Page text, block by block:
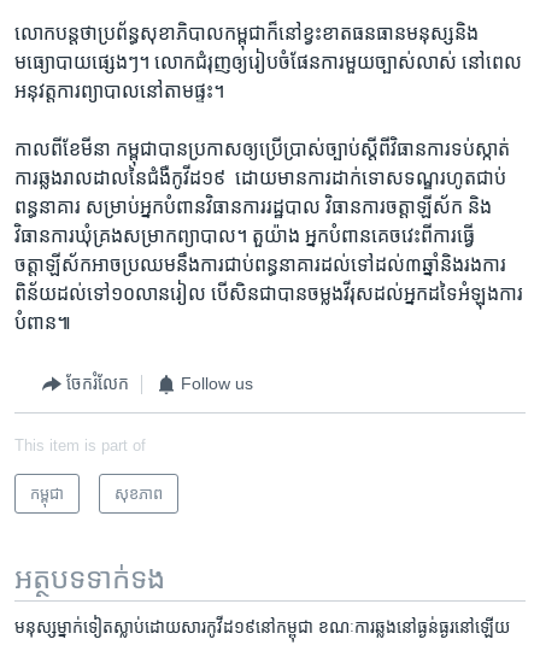
លោក​បន្ត​ថា​ប្រព័ន្ធ​សុខាភិបា​ល​កម្ពុជា​ក៏នៅខ្វះ​ខាតធនធា​ន​មនុស្ស​និង​
មធ្យោបាយ​ផ្សេងៗ។ លោក​ជំរុញ​ឲ្យ​រៀបចំ​ផែន​ការ​មួយ​ច្បាស់​លាស់ នៅ​ពេល​
អនុវត្ត​ការ​ព្យាបាល​នៅ​តាម​ផ្ទះ។
កាល​ពី​ខែ​មីនា កម្ពុជា​បាន​ប្រកាស​ឲ្យ​ប្រើប្រាស់​ច្បាប់​ស្ដីពី​វិធានការ​ទប់ស្កាត់​
ការឆ្លង​រាលដាល​នៃ​ជំងឺ​កូវីដ១៩ ​ ​ដោយ​មានការ​ដាក់​ទោស​ទ​ណ្ឌ​រហូត​ជាប់​
ពន្ធនាគារ សម្រាប់​អ្នក​បំពាន​វិធាន​ការ​រដ្ឋ​បាល ​វិធានការ​ចត្តា​ឡីស័ក និង​
វិធាន​ការ​ឃុំគ្រង​សម្រាក​ព្យាបាល។ តួយ៉ាង ​អ្នក​បំពាន​គេច​វេះ​ពី​ការ​ធ្វើ​
ចត្តាឡីស័ក​អាច​ប្រឈម​នឹង​ការ​ជាប់​ពន្ធនាគារ​ដល់​ទៅ​ដល់​៣ឆ្នាំនិងរង​ការ​
ពិន័យ​ដល់ទៅ១០​លាន​រៀល​ បើ​សិនជា​បាន​ចម្លង​វីរុស​ដល់​អ្នក​ដទៃ​អំឡុង​ការ​
បំពាន៕
ចែករំលែក Follow us
This item is part of
កម្ពុជា សុខភាព
អត្ថបទ​ទាក់ទង
មនុស្ស​ម្នាក់​ទៀត​ស្លាប់​ដោយ​សារ​កូវីដ​១៩​នៅ​កម្ពុជា ខណៈ​​ការ​ឆ្លង​នៅ​ធ្ងន់ធ្ងរ​នៅ​ឡើយ